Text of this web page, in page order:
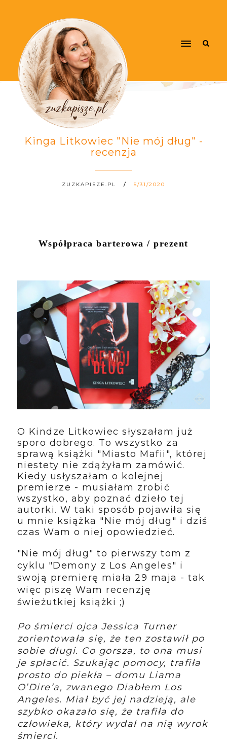
Kinga Litkowiec "Nie mój dług" -
recenzja
ZUZKAPISZE.PL 5/31/2020
Współpraca barterowa / prezent
O Kindze Litkowiec słyszałam już
sporo dobrego. To wszystko za
sprawą książki "Miasto Mafii", której
niestety nie zdążyłam zamówić.
Kiedy usłyszałam o kolejnej
premierze - musiałam zrobić
wszystko, aby poznać dzieło tej
autorki. W taki sposób pojawiła się
u mnie książka "Nie mój dług" i dziś
czas Wam o niej opowiedzieć.
"Nie mój dług" to pierwszy tom z
cyklu "Demony z Los Angeles" i
swoją premierę miała 29 maja - tak
więc piszę Wam recenzję
świeżutkiej książki ;)
Po śmierci ojca Jessica Turner
zorientowała się, że ten zostawił po
sobie długi. Co gorsza, to ona musi
je spłacić. Szukając pomocy, trafiła
prosto do piekła – domu Liama
O’Dire’a, zwanego Diabłem Los
Angeles. Miał być jej nadzieją, ale
szybko okazało się, że trafiła do
człowieka, który wydał na nią wyrok
śmierci.